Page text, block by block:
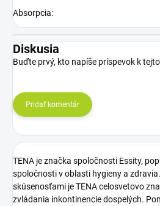
Absorpcia:
Diskusia
Buďte prvý, kto napíše príspevok k
Pridať komentár
TENA je značka spoločnosti Essity,
spoločnosti v oblasti hygieny a
skúsenosťami je TENA celosvetovo
zvládania inkontinencie dospelých.